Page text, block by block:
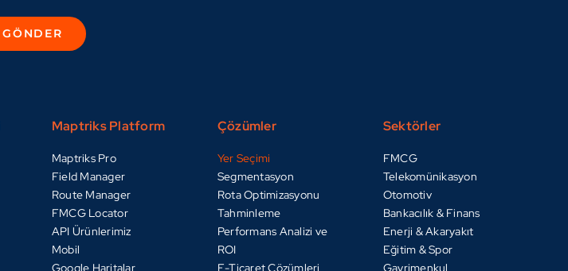
GÖNDER
Maptriks Platform
Maptriks Pro
Field Manager
Route Manager
FMCG Locator
API Ürünlerimiz
Mobil
Google Haritalar
Çözümler
Yer Seçimi
Segmentasyon
Rota Optimizasyonu
Tahminleme
Performans Analizi ve
ROI
E-Ticaret Çözümleri
Sektörler
FMCG
Telekomünikasyon
Otomotiv
Bankacılık & Finans
Enerji & Akaryakıt
Eğitim & Spor
Gayrimenkul